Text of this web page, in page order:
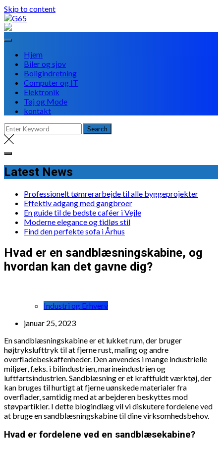
Skip to content
Hjem
Biler og sjov
Boligindretning
Computer og IT
Elektronik
Tøj og Mode
kontakt
Latest News
Professionelt tømrerarbejde til alle byggeprojekter
Effektiv adgang med gangbroer
En guide til de bedste caféer i Vejle
Moderne elegance og tidløs stil
Find den perfekte sofa i Århus
Hvad er en sandblæsningskabine, og
hvordan kan det gavne dig?
Industri og Erhverv
januar 25, 2023
En sandblæsningskabine er et lukket rum, der bruger
højtrykslufttryk til at fjerne rust, maling og andre
overfladebeskaffenheder. Den anvendes i mange industrielle
miljøer, f.eks. i bilindustrien, marineindustrien og
luftfartsindustrien. Sandblæsning er et kraftfuldt værktøj, der
kan bruges til hurtigt at fjerne uønskede materialer fra
overflader, samtidig med at arbejderen beskyttes mod
støvpartikler. I dette blogindlæg vil vi diskutere fordelene ved
at bruge en sandblæsningskabine til dine virksomhedsbehov.
Hvad er fordelene ved en sandblæsekabine?